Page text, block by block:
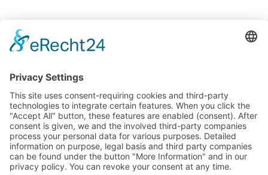
© 2025 Ludwig-Uhland-Schule Birkenfeld, Kirchgartenstr. 20, 75217
Birkenfeld.
Tel. 07231 485201 // Fax 07231 472054 // E-Mailkontakt@lus-
birkenfeld.de